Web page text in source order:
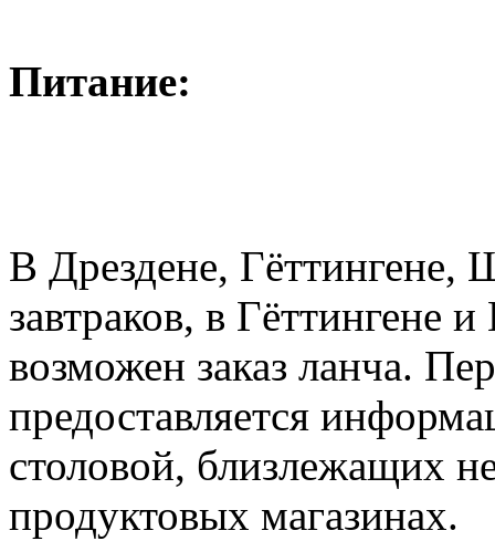
Питание:
В Дрездене, Гёттингене,
завтраков, в Гёттингене
возможен заказ ланча.
предоставляется
столовой, близлежащих
продуктовых магазинах.